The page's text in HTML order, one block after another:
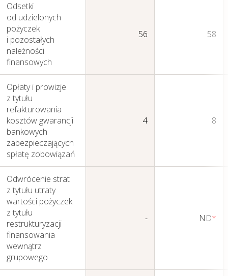
Sprawozdania
Finansowe
Jednostkowe
Odsetki
od udzielonych
pożyczek
i pozostałych
należności
finansowych
56 58
Opłaty i prowizje
z tytułu
refakturowania
kosztów gwarancji
bankowych
zabezpieczających
spłatę zobowiązań
4 8
Odwrócenie strat
z tytułu utraty
wartości pożyczek
z tytułu
restrukturyzacji
finansowania
wewnątrz
grupowego
- ND*